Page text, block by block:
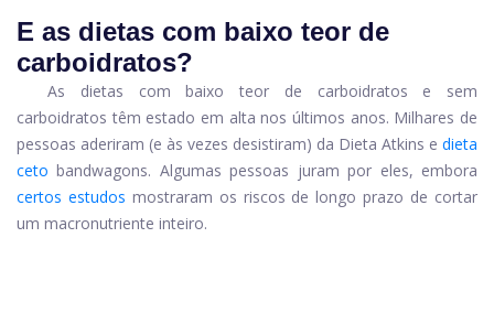
E as dietas com baixo teor de
carboidratos?
As dietas com baixo teor de carboidratos e sem
carboidratos têm estado em alta nos últimos anos. Milhares de
pessoas aderiram (e às vezes desistiram) da Dieta Atkins e dieta
ceto bandwagons. Algumas pessoas juram por eles, embora
certos estudos mostraram os riscos de longo prazo de cortar
um macronutriente inteiro.